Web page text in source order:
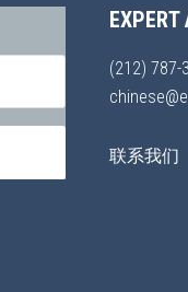
EXPERT
(212) 787-
联系我们